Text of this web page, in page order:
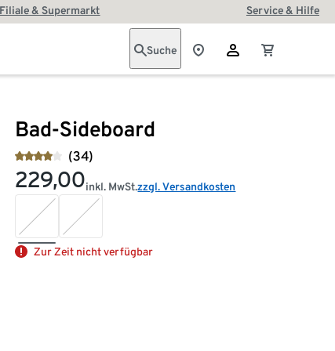
& Supermarkt Service & Hilfe
Suche
Bad-Sideboard
(34)
229,00inkl. MwSt.zzgl. Versandkosten
Zur Zeit nicht verfügbar